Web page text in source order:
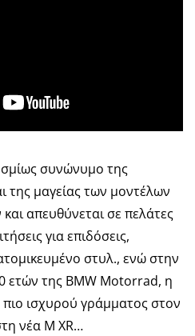
συνώνυμο της
της μαγείας των μοντέλων
απευθύνεται σε πελάτες
για επιδόσεις,
στυλ., ενώ στην
ετών της BMW Motorrad, η
ισχυρού γράμματος στον
νέα M XR…